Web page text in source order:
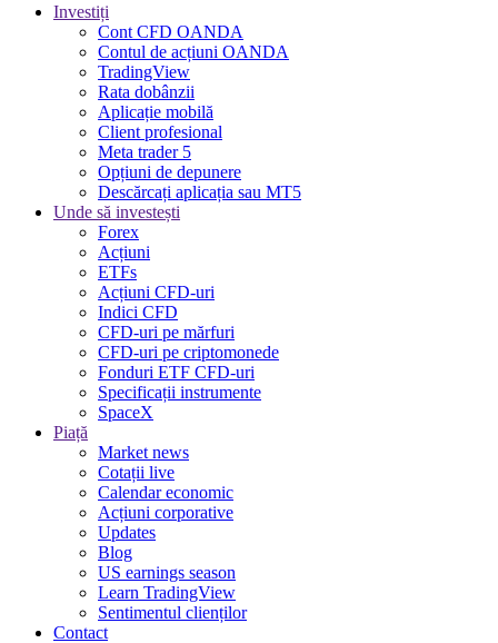
Investiți
Cont CFD OANDA
Contul de acțiuni OANDA
TradingView
Rata dobânzii
Aplicație mobilă
Client profesional
Meta trader 5
Opțiuni de depunere
Descărcați aplicația sau MT5
Unde să investești
Forex
Acțiuni
ETFs
Acțiuni CFD-uri
Indici CFD
CFD-uri pe mărfuri
CFD-uri pe criptomonede
Fonduri ETF CFD-uri
Specificații instrumente
SpaceX
Piață
Market news
Cotații live
Calendar economic
Acțiuni corporative
Updates
Blog
US earnings season
Learn TradingView
Sentimentul clienților
Contact